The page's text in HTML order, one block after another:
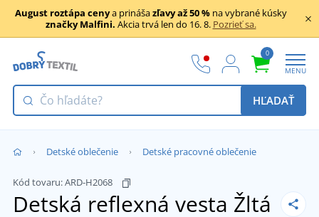
August roztápa cenya prinášazľavy až 50 %na vybrané kúsky
značky Malfini. Akcia trvá len do 16. 8. Pozrieť sa.
0
MENU
HĽADAŤ
Detské oblečenie Detské pracovné oblečenie
Kód tovaru:ARD-H2068
Detská reflexná vesta Žltá